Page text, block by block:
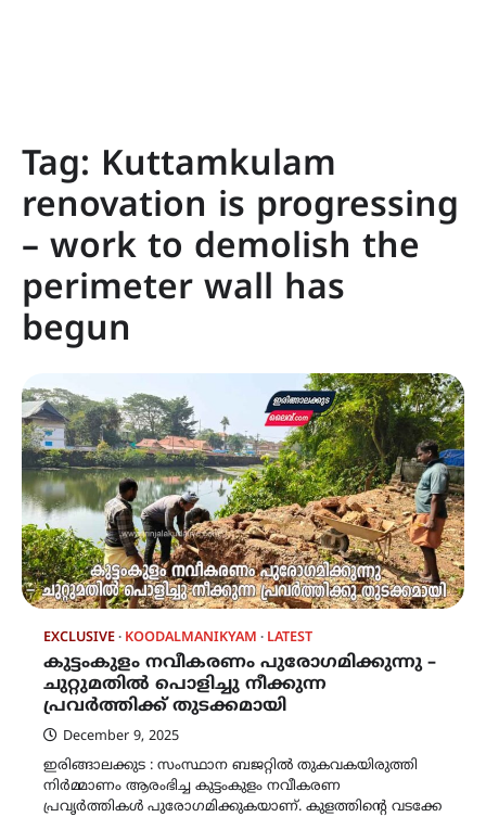
Tag: Kuttamkulam
renovation is progressing
– work to demolish the
perimeter wall has
begun
EXCLUSIVE KOODALMANIKYAM LATEST
കുട്ടംകുളം നവീകരണം പുരോഗമിക്കുന്നു –
ചുറ്റുമതിൽ പൊളിച്ചു നീക്കുന്ന
പ്രവർത്തിക്ക് തുടക്കമായി
December 9, 2025
ഇരിങ്ങാലക്കുട : സംസ്ഥാന ബജറ്റിൽ തുകവകയിരുത്തി
നിർമ്മാണം ആരംഭിച്ച കുട്ടംകുളം നവീകരണ
പ്രവൃർത്തികൾ പുരോഗമിക്കുകയാണ്. കുളത്തിന്റെ വടക്കേ